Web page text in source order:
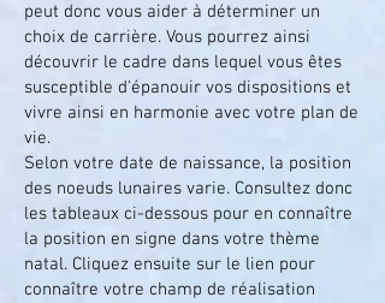
peut donc vous aider à déterminer un
choix de carrière. Vous pourrez ainsi
découvrir le cadre dans lequel vous êtes
susceptible d'épanouir vos dispositions et
vivre ainsi en harmonie avec votre plan de
vie.
Selon votre date de naissance, la position
des noeuds lunaires varie. Consultez donc
les tableaux ci-dessous pour en connaître
la position en signe dans votre thème
natal. Cliquez ensuite sur le lien pour
connaître votre champ de réalisation